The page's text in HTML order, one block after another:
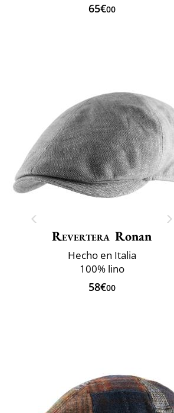
65€00
Revertera Ronan
Hecho en Italia
100% lino
58€00